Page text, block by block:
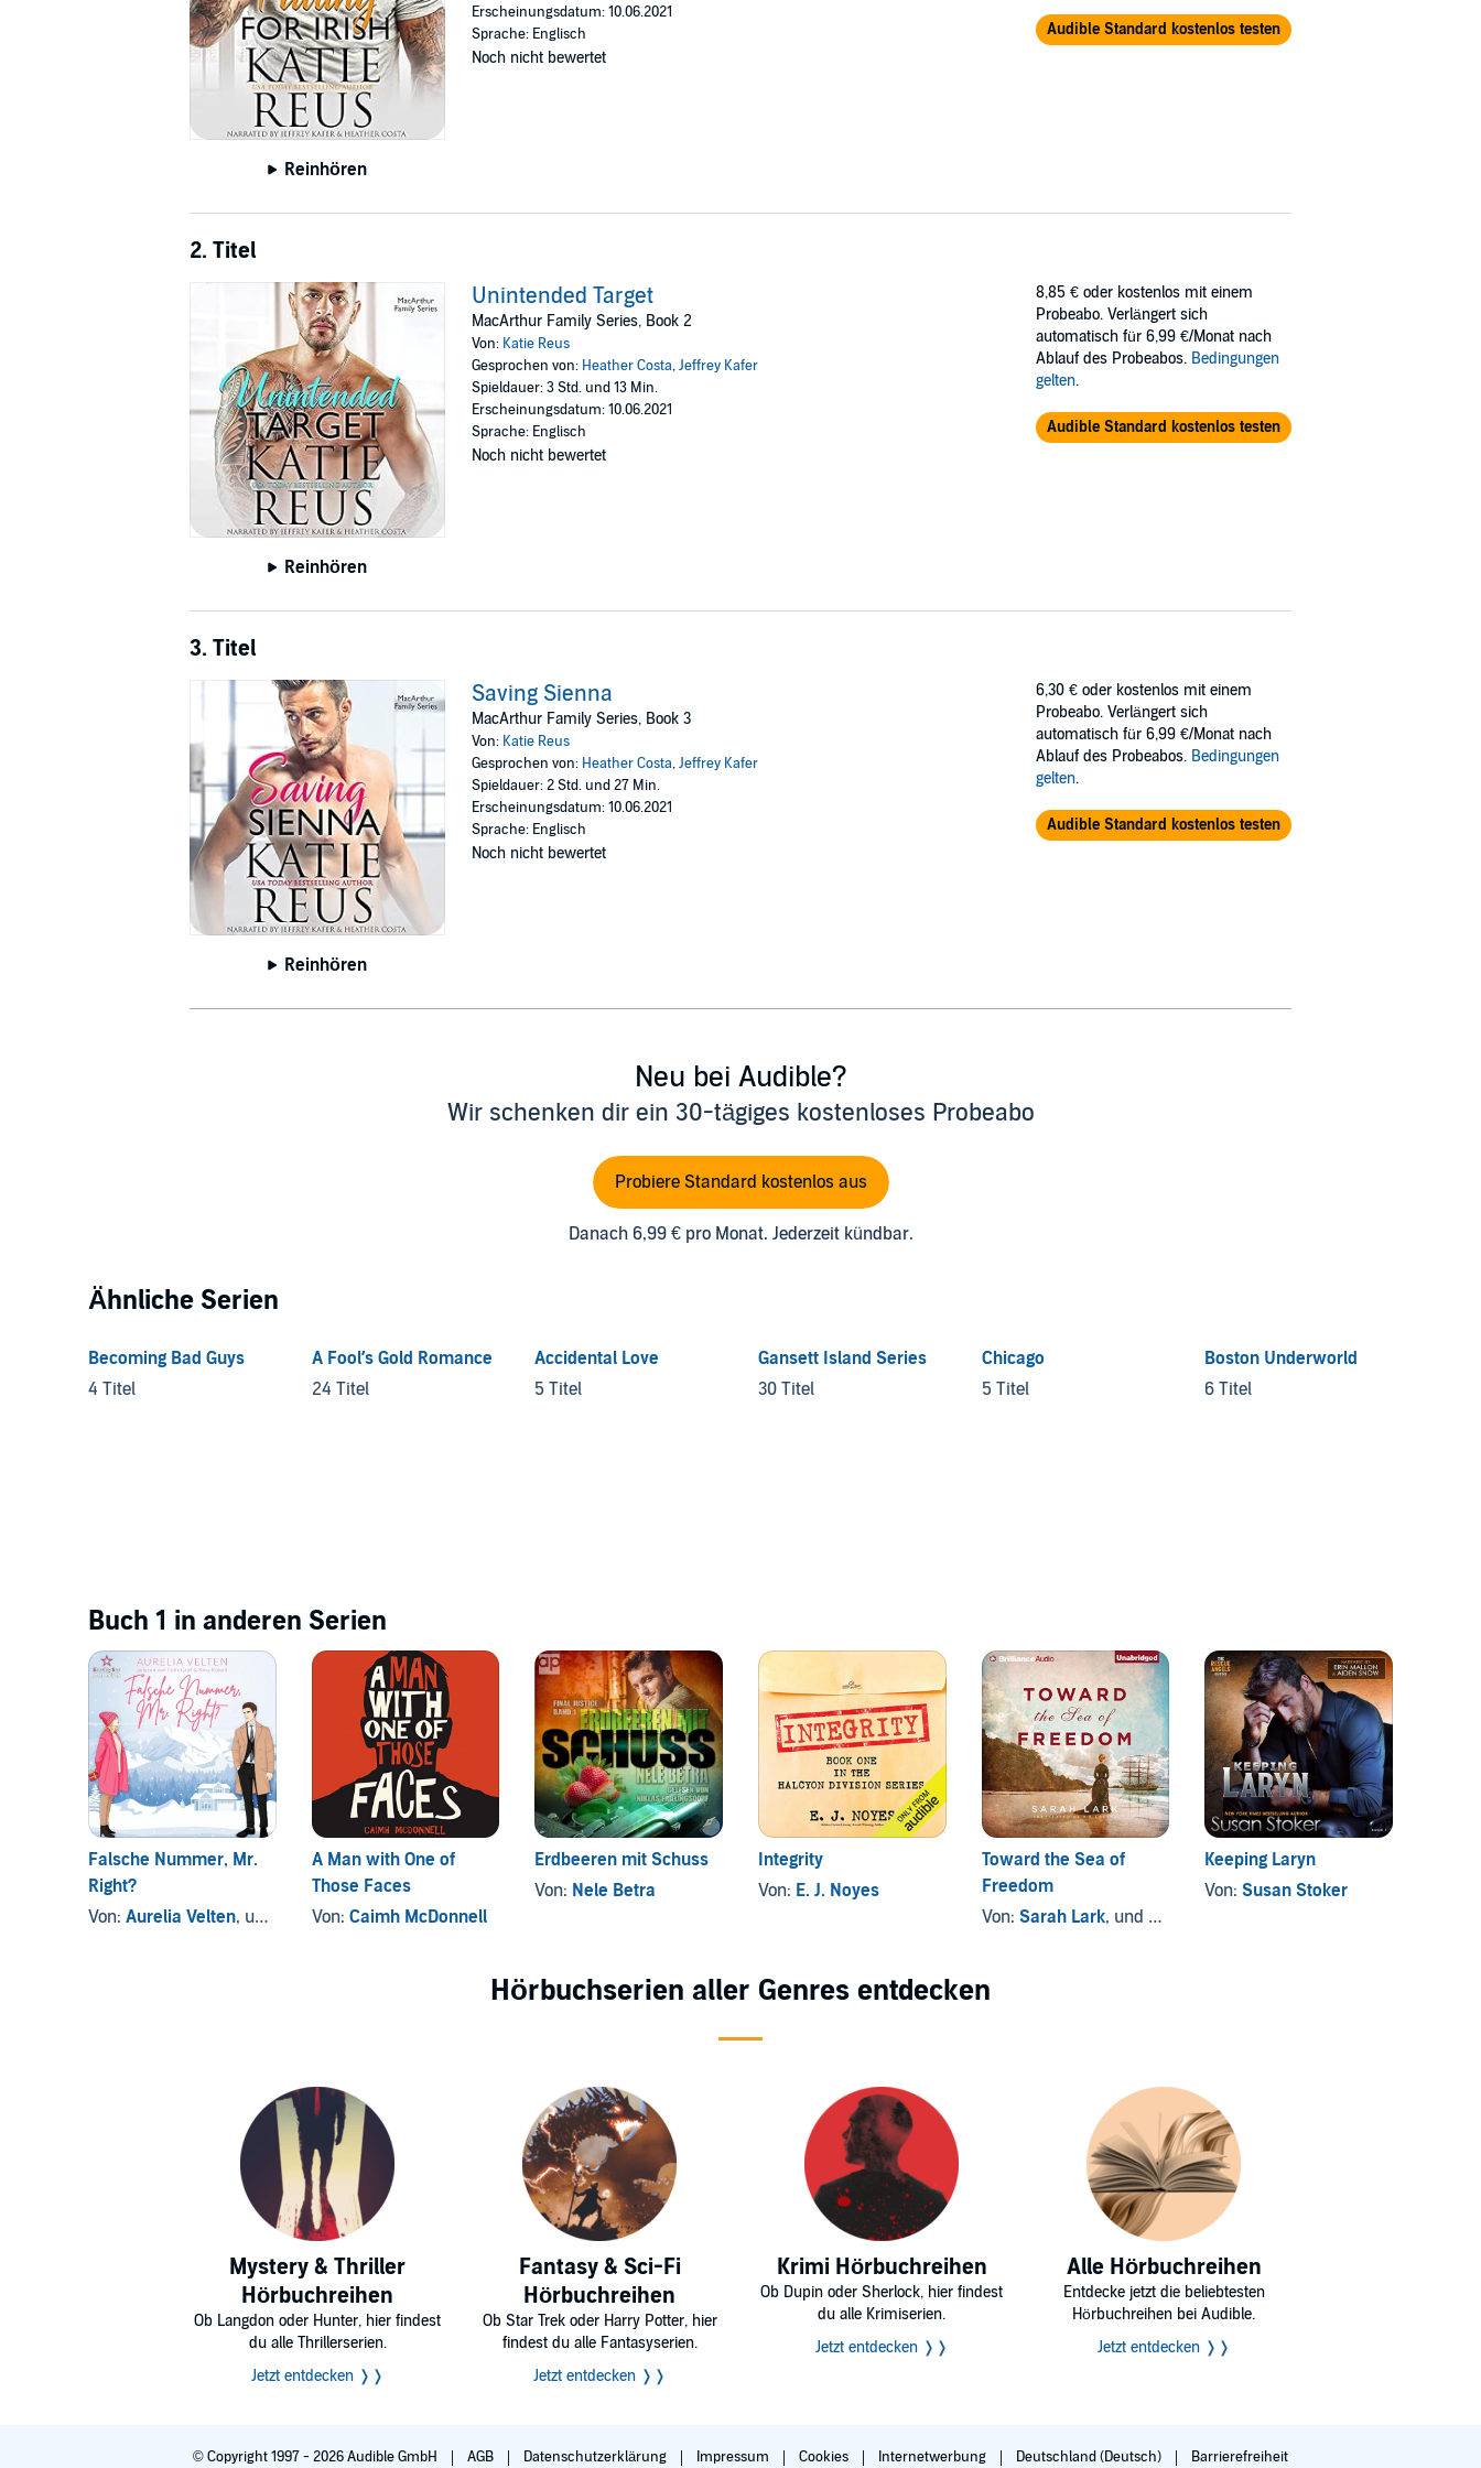
Reinhören
Erscheinungsdatum: 10.06.2021
Sprache: Englisch
Noch nicht bewertet
Audible Standard kostenlos testen
2. Titel
Reinhören
Unintended Target
MacArthur Family Series, Book 2
Von: Katie Reus
Gesprochen von: Heather Costa,Jeffrey Kafer
Spieldauer: 3 Std. und 13 Min.
Erscheinungsdatum: 10.06.2021
Sprache: Englisch
Noch nicht bewertet
8,85 € oder kostenlos mit einem
Probeabo. Verlängert sich
automatisch für 6,99 €/Monat nach
Ablauf des Probeabos. Bedingungen
gelten.
Audible Standard kostenlos testen
3. Titel
Reinhören
Saving Sienna
MacArthur Family Series, Book 3
Von: Katie Reus
Gesprochen von: Heather Costa,Jeffrey Kafer
Spieldauer: 2 Std. und 27 Min.
Erscheinungsdatum: 10.06.2021
Sprache: Englisch
Noch nicht bewertet
6,30 € oder kostenlos mit einem
Probeabo. Verlängert sich
automatisch für 6,99 €/Monat nach
Ablauf des Probeabos. Bedingungen
gelten.
Audible Standard kostenlos testen
Neu bei Audible?
Wir schenken dir ein 30-tägiges kostenloses Probeabo
Probiere Standard kostenlos aus
Danach 6,99 € pro Monat. Jederzeit kündbar.
Ähnliche Serien
Becoming Bad Guys
4 Titel
A Fool’s Gold Romance
24 Titel
Accidental Love
5 Titel
Gansett Island Series
30 Titel
Chicago
5 Titel
Boston Underworld
6 Titel
Buch 1 in anderen Serien
Falsche Nummer, Mr.
Right?
Von: Aurelia Velten, und andere
A Man with One of
Those Faces
Von: Caimh McDonnell
Erdbeeren mit Schuss
Von: Nele Betra
Integrity
Von: E. J. Noyes
Toward the Sea of
Freedom
Von: Sarah Lark, und andere
Keeping Laryn
Von:Susan Stoker
Hörbuchserien aller Genres entdecken
Mystery & Thriller
Hörbuchreihen
Ob Langdon oder Hunter, hier findest
du alle Thrillerserien.
Jetzt entdecken ❭❭
Fantasy & Sci-Fi
Hörbuchreihen
Ob Star Trek oder Harry Potter, hier
findest du alle Fantasyserien.
Jetzt entdecken ❭❭
Krimi Hörbuchreihen
Ob Dupin oder Sherlock, hier findest
du alle Krimiserien.
Jetzt entdecken ❭❭
Alle Hörbuchreihen
Entdecke jetzt die beliebtesten
Hörbuchreihen bei Audible.
Jetzt entdecken ❭❭
© Copyright 1997 - 2026 Audible GmbH AGB Datenschutzerklärung Impressum Cookies Internetwerbung Deutschland (Deutsch) Barrierefreiheit